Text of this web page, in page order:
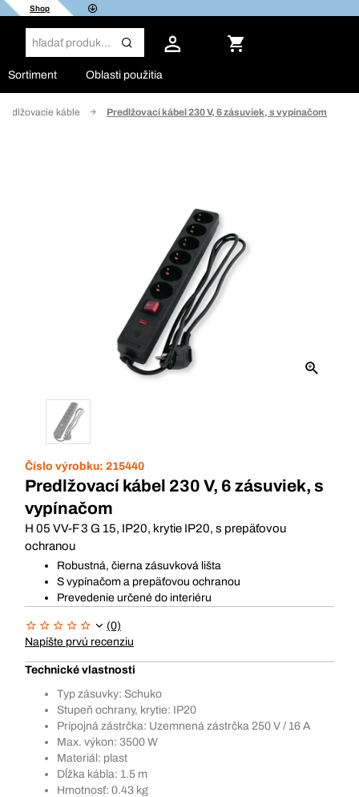
Shop
Sortiment Oblasti použitia
káble Predlžovací kábel 230 V, 6 zásuviek, s vypínačom
Číslo výrobku: 215440
Predlžovací kábel 230 V, 6 zásuviek, s
vypínačom
H 05 VV-F 3 G 15, IP20, krytie IP20, s prepäťovou
ochranou
Robustná, čierna zásuvková lišta
S vypínačom a prepäťovou ochranou
Prevedenie určené do interiéru
(0)
Napíšte prvú recenziu
Technické vlastnosti
Typ zásuvky: Schuko
Stupeň ochrany, krytie: IP20
Prípojná zástrčka: Uzemnená zástrčka 250 V / 16 A
Max. výkon: 3500 W
Materiál: plast
Dĺžka kábla: 1.5 m
Hmotnosť: 0.43 kg